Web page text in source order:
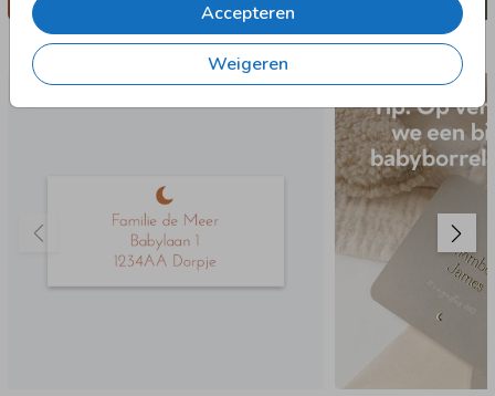
Accepteren
Weigeren
Nog meer in deze stijl
97 X 45 MM